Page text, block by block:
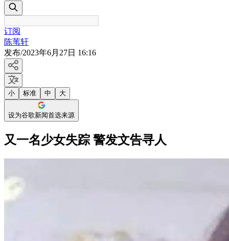
订阅
陈苇轩
发布/2023年6月27日 16:16
小 标准 中 大
设为谷歌新闻首选来源
又一名少女失踪 警发文告寻人